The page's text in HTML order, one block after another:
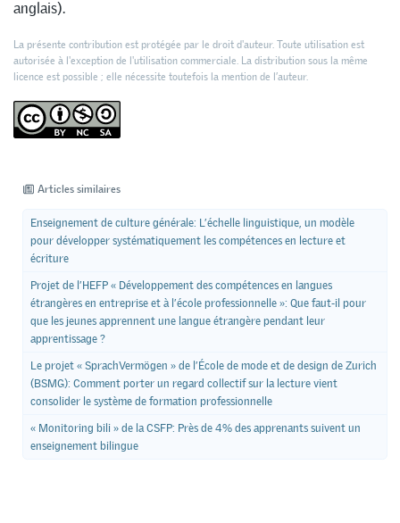
anglais).
La présente contribution est protégée par le droit d'auteur. Toute utilisation est
autorisée à l'exception de l'utilisation commerciale. La distribution sous la même
licence est possible ; elle nécessite toutefois la mention de l’auteur.
Articles similaires
Enseignement de culture générale: L’échelle linguistique, un modèle
pour développer systématiquement les compétences en lecture et
écriture
Projet de l’HEFP « Développement des compétences en langues
étrangères en entreprise et à l’école professionnelle »: Que faut-il pour
que les jeunes apprennent une langue étrangère pendant leur
apprentissage ?
Le projet « SprachVermögen » de l’École de mode et de design de Zurich
(BSMG): Comment porter un regard collectif sur la lecture vient
consolider le système de formation professionnelle
« Monitoring bili » de la CSFP: Près de 4% des apprenants suivent un
enseignement bilingue